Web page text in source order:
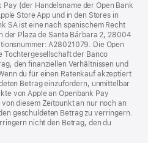
(der Handelsname der Open Bank
Store App und in den Stores in
SA ist eine nach spanischem Recht
der Plaza de Santa Bárbara 2, 28004
A28021079. Die Open
Tochtergesellschaft der Banco
den finanziellen Verhältnissen und
du für einen Ratenkauf akzeptiert
Betrag einzufordern, unmittelbar
von Apple an Openbank Pay
diesem Zeitpunkt an nur noch an
geschuldeten Betrag zu verringern.
nicht den Betrag, den du